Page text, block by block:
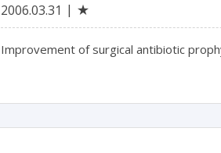
2006.03.31 ★
Improvement of surgical antibiotic